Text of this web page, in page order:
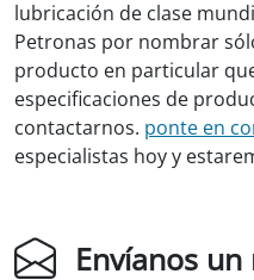
lubricación de clase
Petronas por nombrar
producto en particular
especificaciones de
contactarnos. ponte en
especialistas hoy y
Envíanos